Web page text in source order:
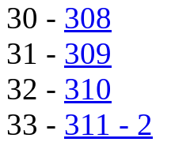
30 - 308
31 - 309
32 - 310
33 - 311 - 2